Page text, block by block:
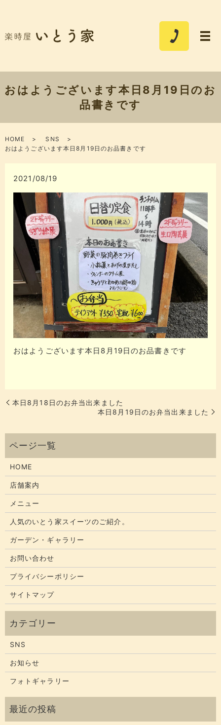
おはようございます本日8月19日のお
品書きです
HOME
SNS
おはようございます本日8月19日のお品書きです
2021/08/19
おはようございます本日8月19日のお品書きです
本日8月18日のお弁当出来ました
本日8月19日のお弁当出来ました
HOME
店舗案内
メニュー
人気のいとう家スイーツのご紹介。
ガーデン・ギャラリー
お問い合わせ
プライバシーポリシー
サイトマップ
SNS
お知らせ
フォトギャラリー